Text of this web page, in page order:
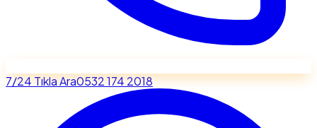
7/24 Tıkla Ara0532 174 2018